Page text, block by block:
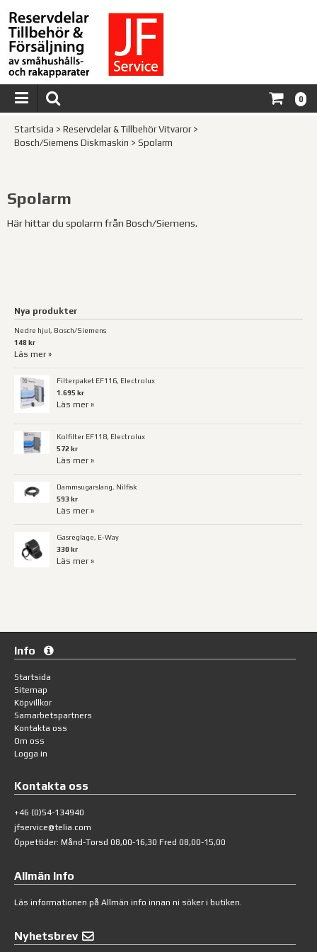
0
Startsida > Reservdelar & Tillbehör Vitvaror>
Bosch/Siemens Diskmaskin > Spolarm
Spolarm
Här hittar du spolarm från Bosch/Siemens.
Nya produkter
Nedre hjul, Bosch/Siemens
148 kr
Läs mer »
Filterpaket EF116, Electrolux
1.695 kr
Läs mer »
Kolfilter EF118, Electrolux
572 kr
Läs mer »
Dammsugarslang, Nilfisk
593 kr
Läs mer »
Gasreglage, E-Way
330 kr
Läs mer »
Info
Startsida
Sitemap
Köpvillkor
Samarbetspartners
Kontakta oss
Om oss
Logga in
Kontakta oss
+46 (0)54-134940
jfservice@telia.com
Öppettider: Månd-Torsd 08,00-16,30 Fred 08,00-15,00
Allmän Info
Läs informationen på Allmän info innan ni söker i butiken.
Nyhetsbrev